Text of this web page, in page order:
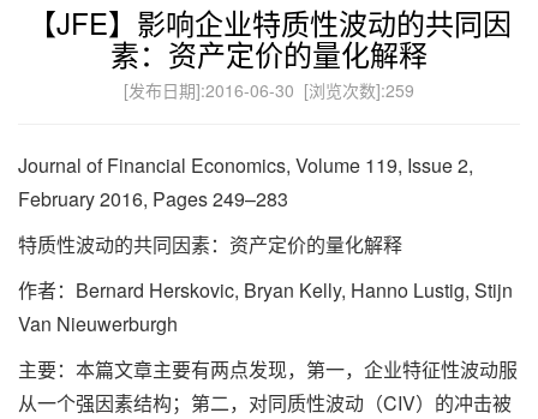
【JFE】影响企业特质性波动的共同因
素：资产定价的量化解释
[发布日期]:2016-06-30 [浏览次数]:259
Journal of Financial Economics, Volume 119, Issue 2,
February 2016, Pages 249–283
特质性波动的共同因素：资产定价的量化解释
作者：Bernard Herskovic, Bryan Kelly, Hanno Lustig, Stijn
Van Nieuwerburgh
主要：本篇文章主要有两点发现，第一，企业特征性波动服
从一个强因素结构；第二，对同质性波动（CIV）的冲击被